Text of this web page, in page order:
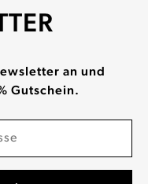
an und
Gutschein.